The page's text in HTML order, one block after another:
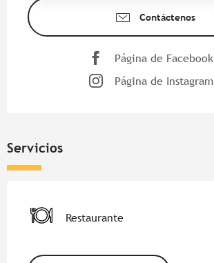
Contáctenos
Página de Facebook
Página de Instagram
Servicios
Restaurante